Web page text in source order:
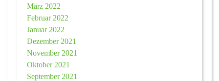
März 2022
Februar 2022
Januar 2022
Dezember 2021
November 2021
Oktober 2021
September 2021